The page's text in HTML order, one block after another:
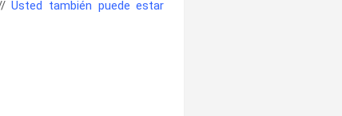
Usted también puede estar